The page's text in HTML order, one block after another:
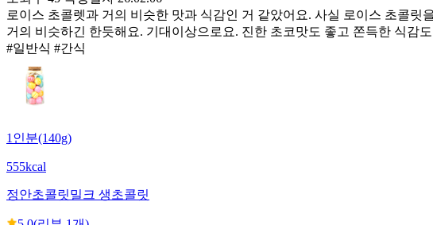
로이스 초콜렛과 거의 비슷한 맛과 식감인 거 같았어요. 사실 로이스 초콜
거의 비슷하긴 한듯해요. 기대이상으로요. 진한 초코맛도 좋고 쫀득한 식감
#일반식 #간식
1인분(140g)
555kcal
정안초콜릿밀크 생초콜릿